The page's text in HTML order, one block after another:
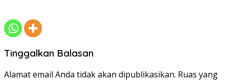
Tinggalkan Balasan
Alamat email Anda tidak akan dipublikasikan. Ruas yang